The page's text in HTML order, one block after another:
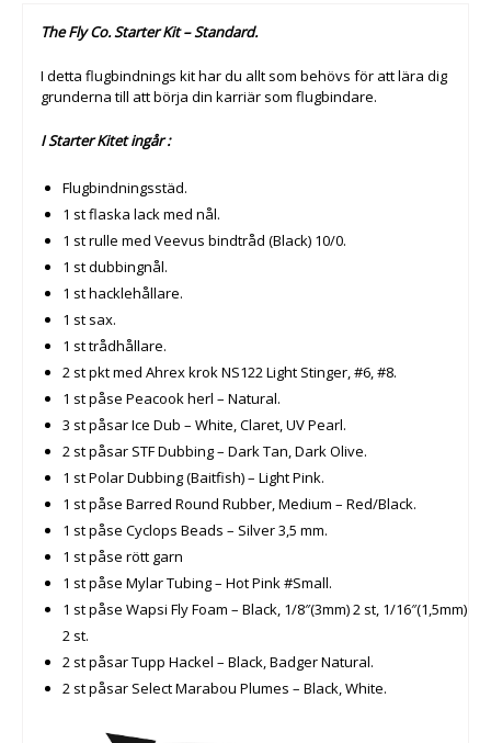
The Fly Co. Starter Kit – Standard.
I detta flugbindnings kit har du allt som behövs för att lära dig
grunderna till att börja din karriär som flugbindare.
I Starter Kitet ingår :
Flugbindningsstäd.
1 st flaska lack med nål.
1 st rulle med Veevus bindtråd (Black) 10/0.
1 st dubbingnål.
1 st hacklehållare.
1 st sax.
1 st trådhållare.
2 st pkt med Ahrex krok NS122 Light Stinger, #6, #8.
1 st påse Peacook herl – Natural.
3 st påsar Ice Dub – White, Claret, UV Pearl.
2 st påsar STF Dubbing – Dark Tan, Dark Olive.
1 st Polar Dubbing (Baitfish) – Light Pink.
1 st påse Barred Round Rubber, Medium – Red/Black.
1 st påse Cyclops Beads – Silver 3,5 mm.
1 st påse rött garn
1 st påse Mylar Tubing – Hot Pink #Small.
1 st påse Wapsi Fly Foam – Black, 1/8″(3mm) 2 st, 1/16″(1,5mm)
2 st.
2 st påsar Tupp Hackel – Black, Badger Natural.
2 st påsar Select Marabou Plumes – Black, White.